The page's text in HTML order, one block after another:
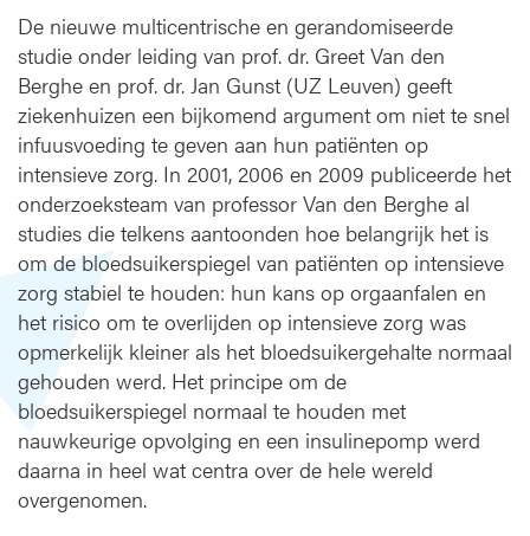
u
s
v
o
e
d
i
n
o
p
i
n
t
n
s
i
e
De nieuwe multicentrische en gerandomiseerde
studie onder leiding van prof. dr. Greet Van den
Berghe en prof. dr. Jan Gunst (UZ Leuven) geeft
ziekenhuizen een bijkomend argument om niet te snel
infuusvoeding te geven aan hun patiënten op
intensieve zorg. In 2001, 2006 en 2009 publiceerde het
onderzoeksteam van professor Van den Berghe al
studies die telkens aantoonden hoe belangrijk het is
om de bloedsuikerspiegel van patiënten op intensieve
zorg stabiel te houden: hun kans op orgaanfalen en
het risico om te overlijden op intensieve zorg was
opmerkelijk kleiner als het bloedsuikergehalte normaal
gehouden werd. Het principe om de
bloedsuikerspiegel normaal te houden met
nauwkeurige opvolging en een insulinepomp werd
daarna in heel wat centra over de hele wereld
overgenomen.